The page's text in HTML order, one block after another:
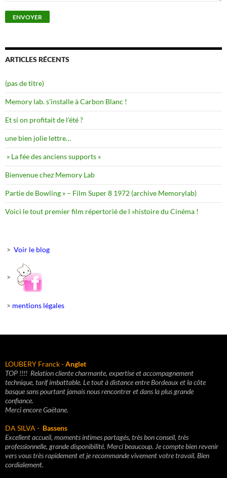
ARTICLES RÉCENTS
(pas de titre)
Memory lab. s’installe à Carbon Blanc !
Et si on profitait de l’été ?
une bien jolie lettre…
» La fée des anciens supports «
Bienvenue chez Memory Lab
Partie de Bowling » – Film Super 8 1972 (archive Memorylab)
Voici le tout premier film répertorié de l »histoire du Cinéma !
> Voir le blog
>
> mentions légales
LOUBERY Franck -Anglet
TOP !!!! Relation cliente charmante, expertise et accompagnement
technique, tarif imbattable. Le tout à distance entre Bordeaux et la côte
basque sans pourtant jamais nous rencontrer et dans la plus grande
confiance.
Merci encore Gaëtane.
DA SILVA - Bassens
Excellent accueil, moments intimes partagés, très bon conseil, très
professionnelle, grande disponibilité. Merci beaucoup. Je compte bien revenir
vers vous très rapidement et je recommande vivement votre travail. Bien
cordialement.